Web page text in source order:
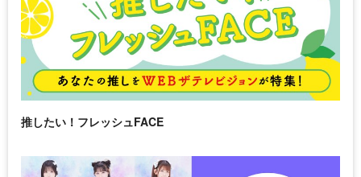
推したい！フレッシュFACE